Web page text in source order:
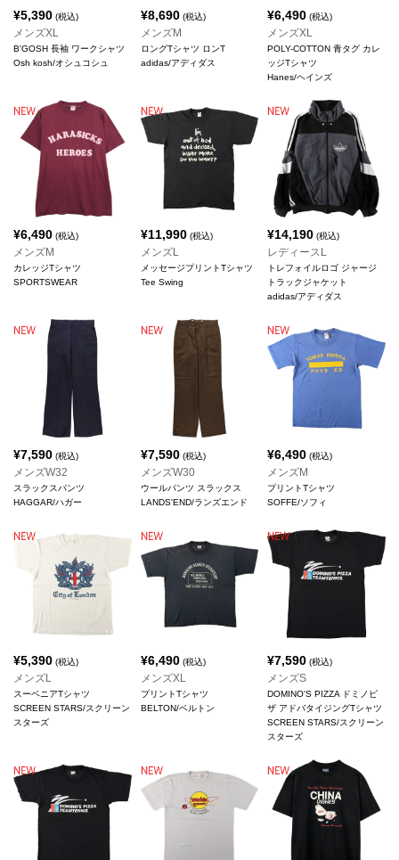
¥5,390 (税込)
メンズXL
B'GOSH 長袖 ワークシャツ
Osh kosh/オシュコシュ
¥8,690(税込)
メンズM
ロングTシャツ ロンT
adidas/アディダス
¥6,490 (税込)
メンズXL
POLY-COTTON 青タグ カレ
ッジTシャツ
Hanes/ヘインズ
¥6,490 (税込)
メンズM
カレッジTシャツ
SPORTSWEAR
¥11,990(税込)
メンズL
メッセージプリントTシャツ
Tee Swing
¥14,190 (税込)
レディースL
トレフォイルロゴ ジャージ
トラックジャケット
adidas/アディダス
¥7,590 (税込)
メンズW32
スラックスパンツ
HAGGAR/ハガー
¥7,590(税込)
メンズW30
ウールパンツ スラックス
LANDS'END/ランズエンド
¥6,490 (税込)
メンズM
プリントTシャツ
SOFFE/ソフィ
¥5,390 (税込)
メンズL
スーベニアTシャツ
SCREEN STARS/スクリーン
スターズ
¥6,490(税込)
メンズXL
プリントTシャツ
BELTON/ベルトン
¥7,590 (税込)
メンズS
DOMINO'S PIZZA ドミノピ
ザ アドバタイジングTシャツ
SCREEN STARS/スクリーン
スターズ